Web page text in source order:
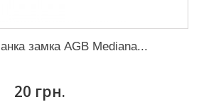
замка AGB Mediana...
20 грн.